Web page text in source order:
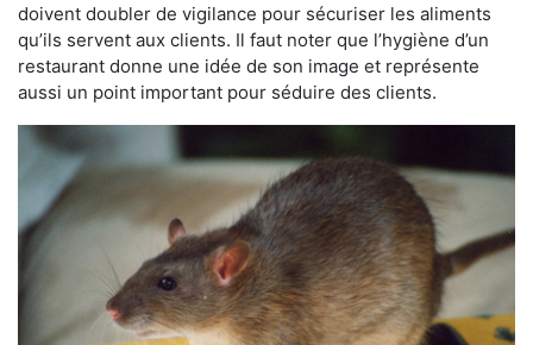
doivent doubler de vigilance pour sécuriser les aliments
qu’ils servent aux clients. Il faut noter que l’hygiène d’un
restaurant donne une idée de son image et représente
aussi un point important pour séduire des clients.